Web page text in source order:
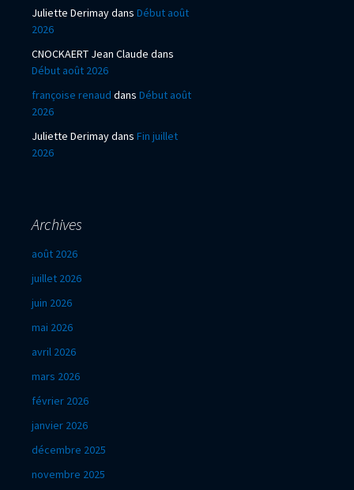
Juliette Derimaydans Début août
2026
CNOCKAERT Jean Claude dans
Début août 2026
françoise renaud dans Début août
2026
Juliette Derimaydans Fin juillet
2026
Archives
août 2026
juillet 2026
juin 2026
mai 2026
avril 2026
mars 2026
février 2026
janvier 2026
décembre 2025
novembre 2025